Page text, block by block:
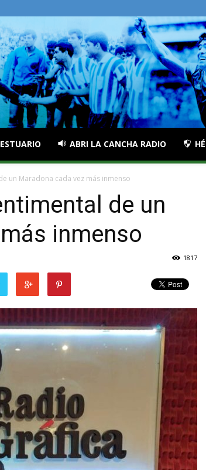
ABRI LA CANCHA RADIO
un Maradona cada vez más inmenso
de un
inmenso
1817